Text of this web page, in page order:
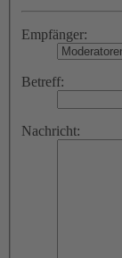
Empfänger:
Betreff:
Nachricht: